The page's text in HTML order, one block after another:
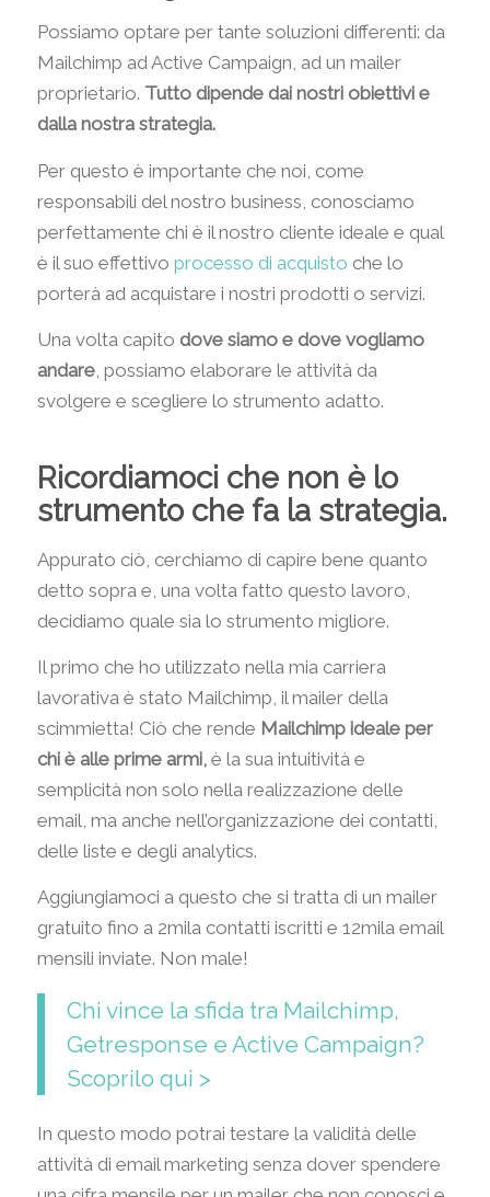
Possiamo optare per tante soluzioni differenti: da
Mailchimp ad Active Campaign, ad un mailer
proprietario. Tutto dipende dai nostri obiettivi e
dalla nostra strategia.
Per questo è importante che noi, come
responsabili del nostro business, conosciamo
perfettamente chi è il nostro cliente ideale e qual
è il suo effettivo processo di acquisto che lo
porterà ad acquistare i nostri prodotti o servizi.
Una volta capito dove siamo e dove vogliamo
andare, possiamo elaborare le attività da
svolgere e scegliere lo strumento adatto.
Ricordiamoci che non è lo
strumento che fa la strategia.
Appurato ciò, cerchiamo di capire bene quanto
detto sopra e, una volta fatto questo lavoro,
decidiamo quale sia lo strumento migliore.
Il primo che ho utilizzato nella mia carriera
lavorativa è stato Mailchimp, il mailer della
scimmietta! Ciò che rende Mailchimp ideale per
chi è alle prime armi,è la sua intuitività e
semplicità non solo nella realizzazione delle
email, ma anche nell’organizzazione dei contatti,
delle liste e degli analytics.
Aggiungiamoci a questo che si tratta di un mailer
gratuito fino a 2mila contatti iscritti e 12mila email
mensili inviate. Non male!
Chi vince la sfida tra Mailchimp,
Getresponse e Active Campaign?
Scoprilo qui >
In questo modo potrai testare la validità delle
attività di email marketing senza dover spendere